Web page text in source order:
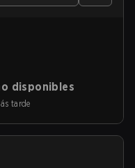
disponibles
tarde